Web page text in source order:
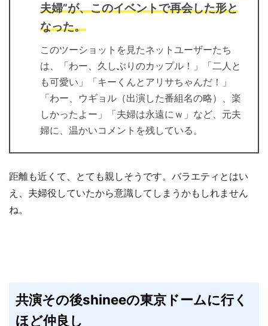
夫婦”が、このイベントで再会した形と
なった。
このツーショットを見たネットユーザーたち
は、「わー、久しぶりのカップル！」「二人と
も可愛い」「キーくんとアリサちゃんだ！」
「わー、ウギョル（出演した番組名の略）、楽
しかったよー」「夫婦は永遠にｗ」など、元夫
婦に、温かいコメントを残している。
距離も近くて、とても親しそうです。バラエティとはい
え、夫婦役していたから意識してしまうかもしれません
ね。
共演その後shineeの東京ドームに行く
ほど仲良し